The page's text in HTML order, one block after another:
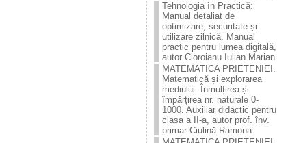
Tehnologia în Practică:
Manual detaliat de
optimizare, securitate și
utilizare zilnică. Manual
practic pentru lumea digitală,
autor Cioroianu Iulian Marian
MATEMATICA PRIETENIEI.
Matematică și explorarea
mediului. Înmulțirea și
împărțirea nr. naturale 0-
1000. Auxiliar didactic pentru
clasa a II-a, autor prof. înv.
primar Ciulină Ramona